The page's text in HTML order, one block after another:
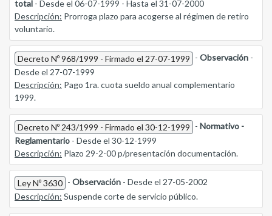
total - Desde el 06-07-1999 - Hasta el 31-07-2000
Descripción: Prorroga plazo para acogerse al régimen de retiro
voluntario.
Decreto Nº 968/1999 - Firmado el 27-07-1999 - Observación -
Desde el 27-07-1999
Descripción: Pago 1ra. cuota sueldo anual complementario
1999.
Decreto Nº 243/1999 - Firmado el 30-12-1999 - Normativo -
Reglamentario - Desde el 30-12-1999
Descripción: Plazo 29-2-00 p/presentación documentación.
Ley Nº 3630 - Observación - Desde el 27-05-2002
Descripción: Suspende corte de servicio público.